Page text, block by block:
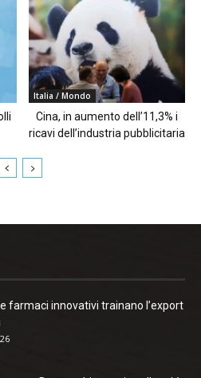
Italia / Mondo
Cina, in aumento dell’11,3% i
ricavi dell’industria pubblicitaria
e farmaci innovativi trainano l’export